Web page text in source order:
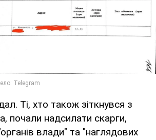
Ті, хто також зіткнувся з
почали надсилати скарги,
влади" та "наглядових